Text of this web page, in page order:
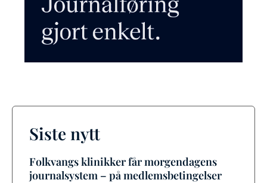
Siste nytt
Folkvangs klinikker får morgendagens
journalsystem – på medlemsbetingelser